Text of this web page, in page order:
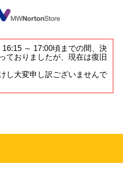
～ 17:00頃までの間、決
ておりましたが、現在は復旧
し大変申し訳ございませんで